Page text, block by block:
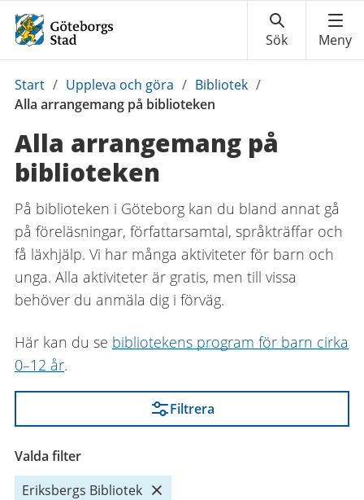
Du
är
Start / Uppleva och göra / Bibliotek /
Alla arrangemang på biblioteken
Alla arrangemang på
biblioteken
På biblioteken i Göteborg kan du bland annat gå
på föreläsningar, författarsamtal, språkträffar och
få läxhjälp. Vi har många aktiviteter för barn och
unga. Alla aktiviteter är gratis, men till vissa
behöver du anmäla dig i förväg.
Här kan du se bibliotekens program för barn cirka
0–12 år.
Filtrera
Valda filter
Eriksbergs Bibliotek